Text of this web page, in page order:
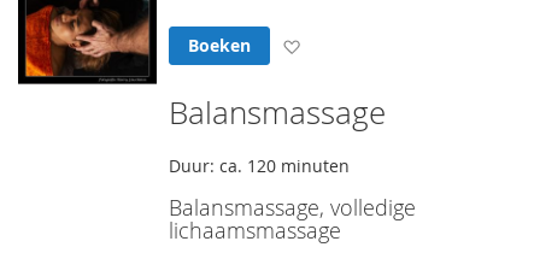
Boeken
Balansmassage
Duur: ca. 120 minuten
Balansmassage, volledige
lichaamsmassage